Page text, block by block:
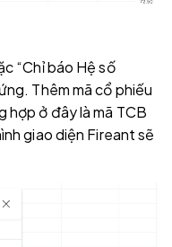
“Chỉ báo Hệ số
Thêm mã cổ phiếu
hợp ở đây là mã TCB
giao diện Fireant sẽ